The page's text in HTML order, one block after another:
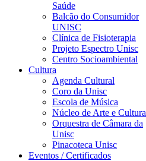
Saúde
Balcão do Consumidor
UNISC
Clínica de Fisioterapia
Projeto Espectro Unisc
Centro Socioambiental
Cultura
Agenda Cultural
Coro da Unisc
Escola de Música
Núcleo de Arte e Cultura
Orquestra de Câmara da
Unisc
Pinacoteca Unisc
Eventos / Certificados